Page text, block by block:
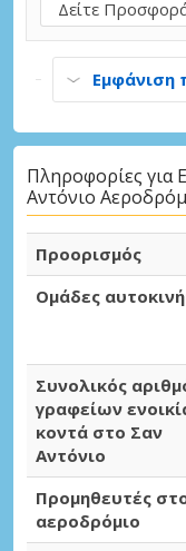
Δείτε
Εμφάνιση
Πληροφορίες για
Αντόνιο
Προορισμός
Ομάδες
Συνολικός
γραφείων
κοντά στο Σαν
Αντόνιο
Προμηθευτές
αεροδρόμιο